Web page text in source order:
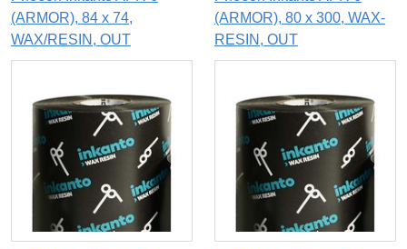
(ARMOR), 84 х 74,
WAX/RESIN, OUT
(ARMOR), 80 х 300, WAX-
RESIN, OUT